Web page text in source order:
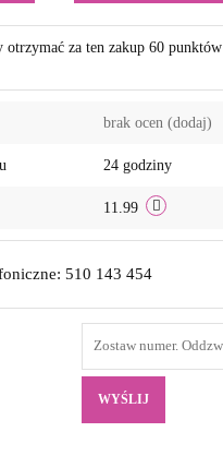
otrzymać za ten zakup 60 punktów
brak ocen (dodaj)
24 godziny
11.99
510 143 454
WYŚLIJ